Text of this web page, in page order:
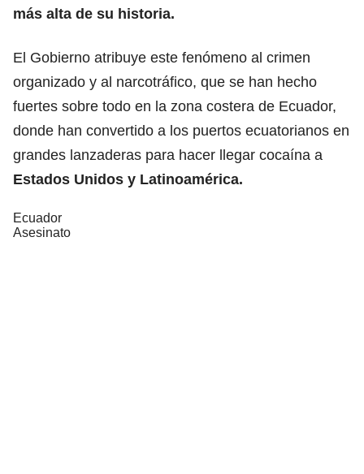
más alta de su historia.
El Gobierno atribuye este fenómeno al crimen
organizado y al narcotráfico, que se han hecho
fuertes sobre todo en la zona costera de Ecuador,
donde han convertido a los puertos ecuatorianos en
grandes lanzaderas para hacer llegar cocaína a
Estados Unidos y Latinoamérica.
Ecuador
Asesinato